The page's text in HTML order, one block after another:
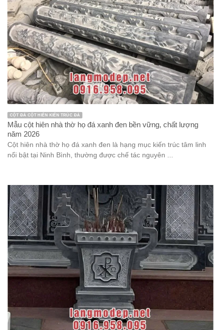
CỘT ĐÁ CỘT HIÊN KIẾN TRÚC ĐÁ
Mẫu cột hiên nhà thờ họ đá xanh đen bền vững, chất lượng
năm 2026
Cột hiên nhà thờ họ đá xanh đen là hạng mục kiến trúc tâm linh
nổi bật tại Ninh Bình, thường được chế tác nguyên ...